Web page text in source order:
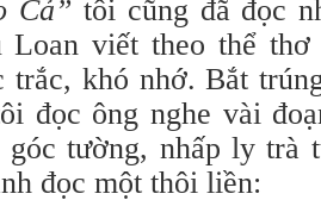
Cả” tôi cũng đã đọc
viết theo thể
trắc, khó nhớ. Bắt
đọc ông nghe vài
góc tường, nhấp ly trà
đọc một thôi liền: